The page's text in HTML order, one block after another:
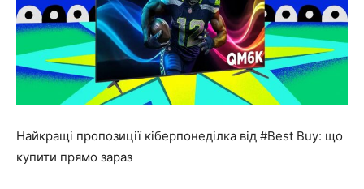
Найкращі пропозиції кіберпонеділка від #Best Buy: що
купити прямо зараз